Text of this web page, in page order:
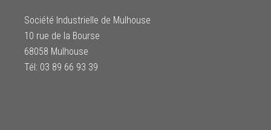
Société Industrielle de Mulhouse
10 rue de la Bourse
68058 Mulhouse
Tél: 03 89 66 93 39